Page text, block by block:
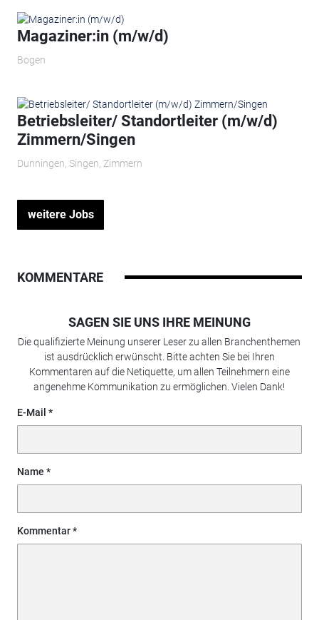
Magaziner:in (m/w/d)
Bogen
Betriebsleiter/ Standortleiter (m/w/d)
Zimmern/Singen
Dunningen, Singen, Zimmern
weitere Jobs
KOMMENTARE
SAGEN SIE UNS IHRE MEINUNG
Die qualifizierte Meinung unserer Leser zu allen Branchenthemen
ist ausdrücklich erwünscht. Bitte achten Sie bei Ihren
Kommentaren auf die Netiquette, um allen Teilnehmern eine
angenehme Kommunikation zu ermöglichen. Vielen Dank!
E-Mail
Name
Kommentar